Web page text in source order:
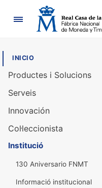
Navegació
INICIO
Productes i Solucions
Serveis
Innovación
Col·leccionista
Institució
130 Aniversario FNMT
Informació institucional